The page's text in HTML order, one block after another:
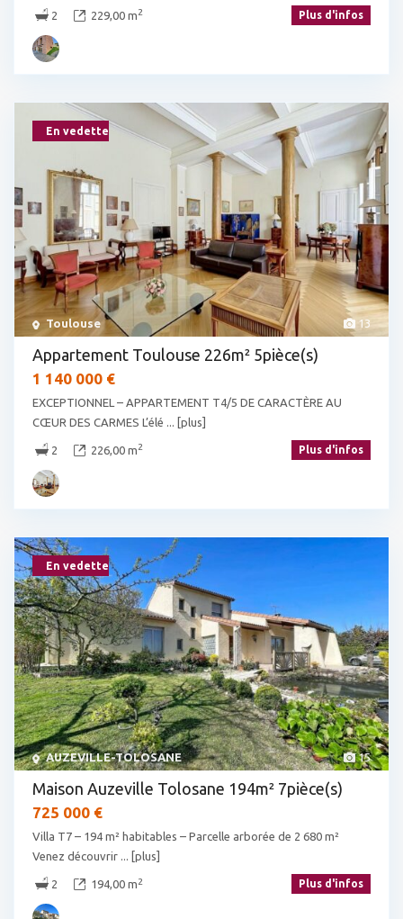
2 229,00 m2 Plus d'infos
13
Toulouse
En vedette
Appartement Toulouse 226m² 5pièce(s)
1 140 000 €
EXCEPTIONNEL – APPARTEMENT T4/5 DE CARACTÈRE AU
CŒUR DES CARMES L’élé
... [plus]
2 226,00 m2 Plus d'infos
15
AUZEVILLE-TOLOSANE
En vedette
Maison Auzeville Tolosane 194m² 7pièce(s)
725 000 €
Villa T7 – 194 m² habitables – Parcelle arborée de 2 680 m²
Venez découvrir ... [plus]
2 194,00 m2 Plus d'infos